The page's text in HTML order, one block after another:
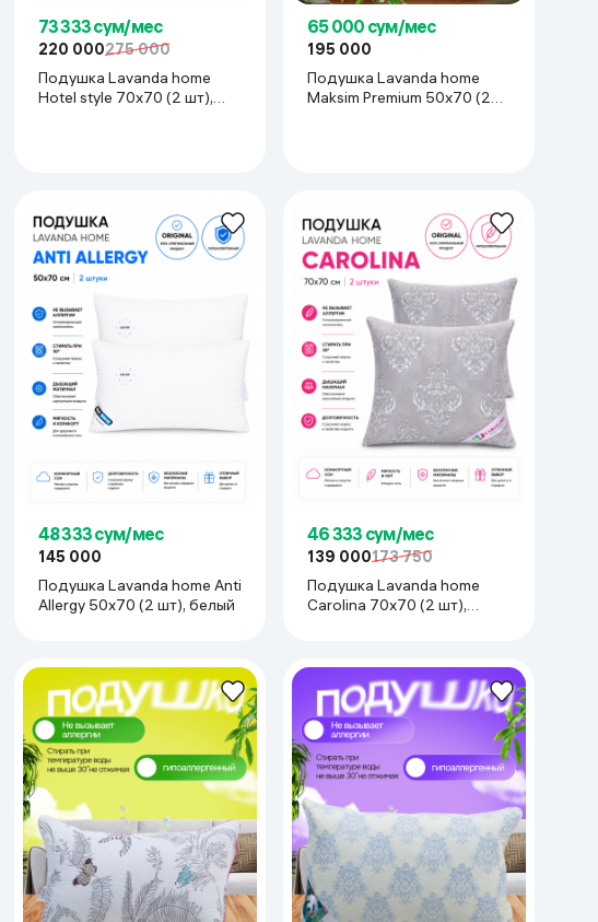
73 333 сум/мес
220 000275 000
Подушка Lavanda home
Hotel style 70x70 (2 шт),
65 000 сум/мес
195 000
Подушка Lavanda home
Maksim Premium 50x70 (2
48 333 сум/мес
145 000
Подушка Lavanda home Anti
Allergy 50x70 (2 шт), белый
46 333 сум/мес
139 000173 750
Подушка Lavanda home
Carolina 70x70 (2 шт),